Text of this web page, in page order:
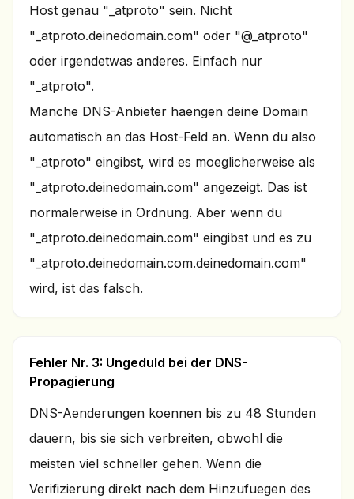
Host genau "_atproto" sein. Nicht
"_atproto.deinedomain.com" oder "@_atproto"
oder irgendetwas anderes. Einfach nur
"_atproto".
Manche DNS-Anbieter haengen deine Domain
automatisch an das Host-Feld an. Wenn du also
"_atproto" eingibst, wird es moeglicherweise als
"_atproto.deinedomain.com" angezeigt. Das ist
normalerweise in Ordnung. Aber wenn du
"_atproto.deinedomain.com" eingibst und es zu
"_atproto.deinedomain.com.deinedomain.com"
wird, ist das falsch.
Fehler Nr. 3: Ungeduld bei der DNS-
Propagierung
DNS-Aenderungen koennen bis zu 48 Stunden
dauern, bis sie sich verbreiten, obwohl die
meisten viel schneller gehen. Wenn die
Verifizierung direkt nach dem Hinzufuegen des